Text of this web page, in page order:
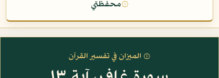
۞محفظتي
۞ الميزان في تفسير القرآن